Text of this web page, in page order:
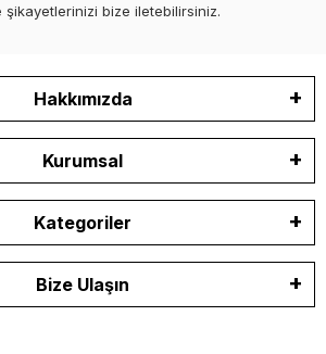
şikayetlerinizi bize iletebilirsiniz.
Hakkımızda
Kurumsal
Kategoriler
Bize Ulaşın